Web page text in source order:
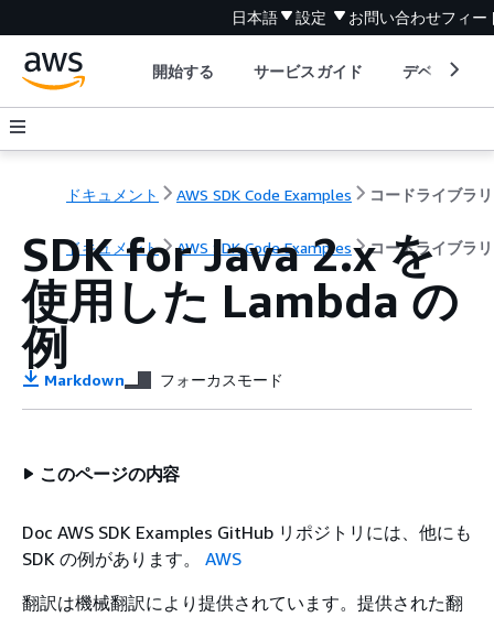
日本語 設定 お問い合わせフィー
開始する サービスガイド デベロッパ
ドキュメント AWS SDK Code Examples コードライブラリ
ドキュメント AWS SDK Code Examples コードライブラリ
SDK for Java 2.x を
使用した Lambda の
例
Markdown フォーカスモード
このページの内容
Doc AWS SDK Examples GitHub リポジトリには、他にも
SDK の例があります。 AWS
翻訳は機械翻訳により提供されています。提供された翻